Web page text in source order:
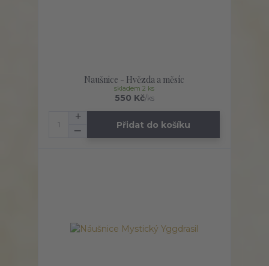
Naušnice - Hvězda a měsíc
550 Kč/ks
skladem 2 ks
Přidat do košíku